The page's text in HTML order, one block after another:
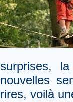
surprises,
nouvelles
rires, voilà